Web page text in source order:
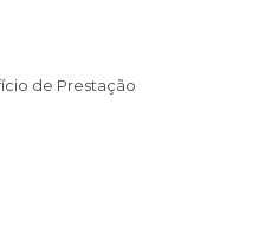
de Prestação